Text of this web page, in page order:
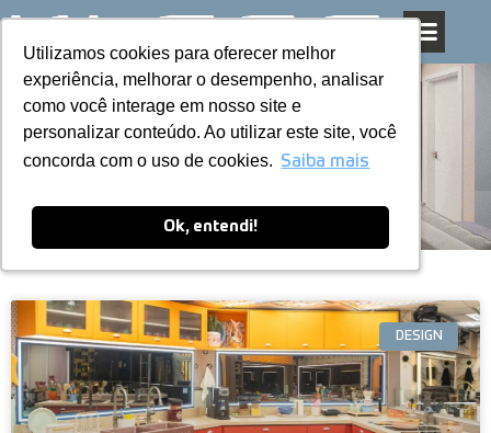
Utilizamos cookies para oferecer melhor
experiência, melhorar o desempenho, analisar
como você interage em nosso site e
personalizar conteúdo. Ao utilizar este site, você
concorda com o uso de cookies. Saiba mais
Ok, entendi!
Utilizamos cookies para oferecer melhor
experiência, melhorar o desempenho, analisar
como você interage em nosso site e
personalizar conteúdo. Ao utilizar este site, você
concorda com o uso de cookies. Saiba mais
Ok, entendi!
Pular
para
o
conteúdo
Blog
DESIGN